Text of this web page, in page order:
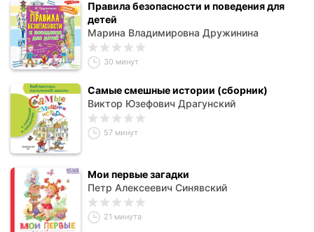
Правила безопасности и поведения для
детей
Марина Владимировна Дружинина
30 минут
Самые смешные истории (сборник)
Виктор Юзефович Драгунский
57 минут
Мои первые загадки
Петр Алексеевич Синявский
21 минута